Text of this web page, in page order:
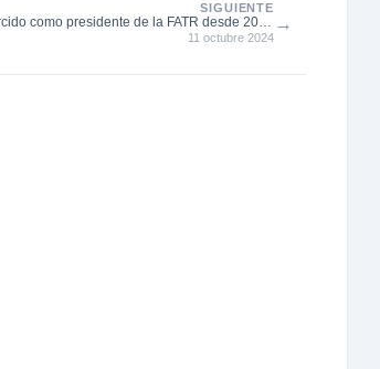
SIGUIENTE
como presidente de la FATR desde 2013
hasta 202...
11 octubre 2024
→